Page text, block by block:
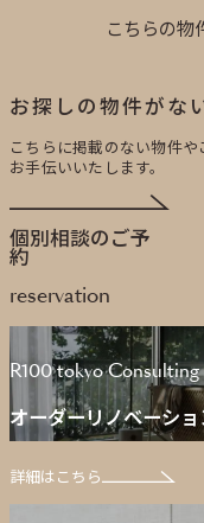
こちらの物
お探しの物件がな
こちらに掲載のない物件
お手伝いいたします。
個別相談のご予
約
reservation
R100 tokyo Consulting
オーダーリノベーシ
詳細はこちら